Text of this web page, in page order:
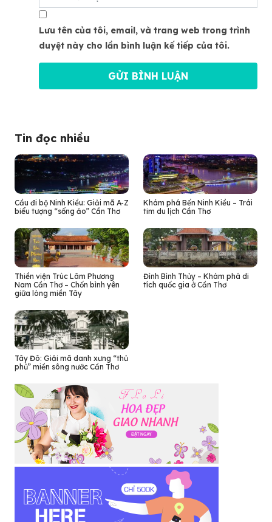
Lưu tên của tôi, email, và trang web trong trình
duyệt này cho lần bình luận kế tiếp của tôi.
Tin đọc nhiều
Cầu đi bộ Ninh Kiều: Giải mã A-Z
biểu tượng “sống ảo” Cần Thơ
Khám phá Bến Ninh Kiều – Trái
tim du lịch Cần Thơ
Thiền viện Trúc Lâm Phương
Nam Cần Thơ – Chốn bình yên
giữa lòng miền Tây
Đình Bình Thủy – Khám phá di
tích quốc gia ở Cần Thơ
Tây Đô: Giải mã danh xưng “thủ
phủ” miền sông nước Cần Thơ